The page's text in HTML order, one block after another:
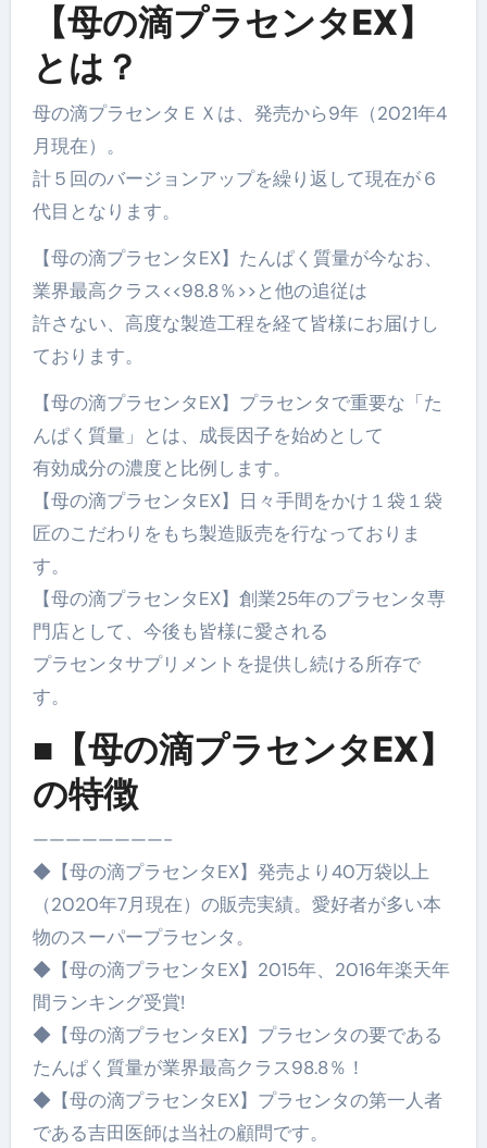
【母の滴プラセンタEX】
とは？
母の滴プラセンタＥＸは、発売から9年（2021年4
月現在）。
計５回のバージョンアップを繰り返して現在が６
代目となります。
【母の滴プラセンタEX】たんぱく質量が今なお、
業界最高クラス<<98.8％>>と他の追従は
許さない、高度な製造工程を経て皆様にお届けし
ております。
【母の滴プラセンタEX】プラセンタで重要な「た
んぱく質量」とは、成長因子を始めとして
有効成分の濃度と比例します。
【母の滴プラセンタEX】日々手間をかけ１袋１袋
匠のこだわりをもち製造販売を行なっておりま
す。
【母の滴プラセンタEX】創業25年のプラセンタ専
門店として、今後も皆様に愛される
プラセンタサプリメントを提供し続ける所存で
す。
■【母の滴プラセンタEX】
の特徴
————————-
◆【母の滴プラセンタEX】発売より40万袋以上
（2020年7月現在）の販売実績。愛好者が多い本
物のスーパープラセンタ。
◆【母の滴プラセンタEX】2015年、2016年楽天年
間ランキング受賞!
◆【母の滴プラセンタEX】プラセンタの要である
たんぱく質量が業界最高クラス98.8％！
◆【母の滴プラセンタEX】プラセンタの第一人者
である吉田医師は当社の顧問です。